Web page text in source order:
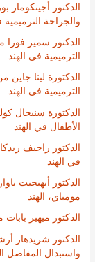
الدكتور
والجراحة الترميمية
الدكتور سمير
الترميمية في الهند
الدكتورة لينا
الترميمية في الهند
الدكتورة سنيحال
الأطفال في الهند
الدكتور راجيف
في الهند
الدكتور أبهيجيت
مومباي، الهند
الدكتور ميهير
الدكتور شريدهار
واستبدال المفاصل